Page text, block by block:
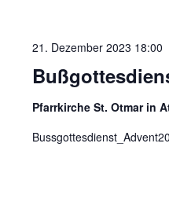
21. Dezember 2023 18:00
Pfarrkirche St. Otmar in